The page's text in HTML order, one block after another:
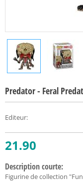
Predator - Feral
Editeur:
21.90
Description courte:
Figurine de collection